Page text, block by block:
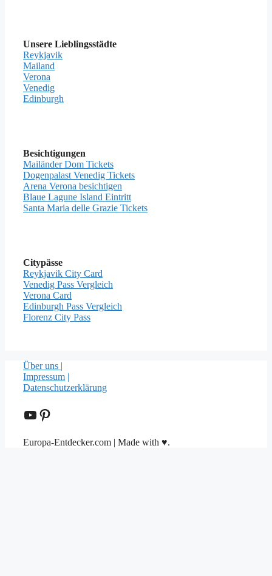
Unsere Lieblingsstädte
Reykjavik
Mailand
Verona
Venedig
Edinburgh
Besichtigungen
Mailänder Dom Tickets
Dogenpalast Venedig Tickets
Arena Verona besichtigen
Blaue Lagune Island Eintritt
Santa Maria delle Grazie Tickets
Citypässe
Reykjavik City Card
Venedig Pass Vergleich
Verona Card
Edinburgh Pass Vergleich
Florenz City Pass
Über uns |
Impressum |
Datenschutzerklärung
YouTube
Pinterest
Europa-Entdecker.com | Made with ♥.